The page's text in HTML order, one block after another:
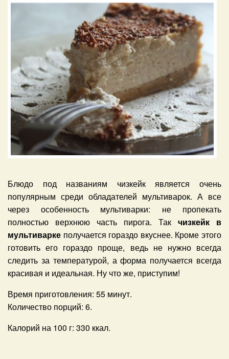
Блюдо под названиям чизкейк является очень
популярным среди обладателей мультиварок. А все
через особенность мультиварки: не пропекать
полностью верхнюю часть пирога. Так чизкейк в
мультиварке получается гораздо вкуснее. Кроме этого
готовить его гораздо проще, ведь не нужно всегда
следить за температурой, а форма получается всегда
красивая и идеальная. Ну что же, приступим!
Время приготовления: 55 минут.
Количество порций: 6.
Калорий на 100 г: 330 ккал.